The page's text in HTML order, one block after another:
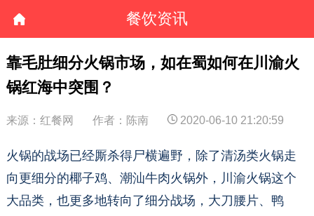
餐饮资讯
靠毛肚细分火锅市场，如在蜀如何在川渝火
锅红海中突围？
来源：红餐网 作者：陈南 2020-06-10 21:20:59
火锅的战场已经厮杀得尸横遍野，除了清汤类火锅走
向更细分的椰子鸡、潮汕牛肉火锅外，川渝火锅这个
大品类，也更多地转向了细分战场，大刀腰片、鸭